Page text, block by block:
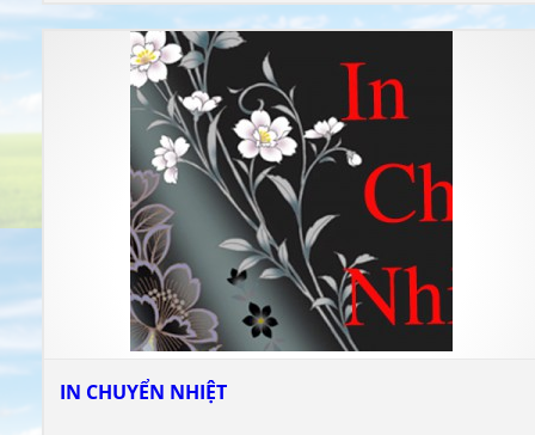
IN CHUYỂN NHIỆT